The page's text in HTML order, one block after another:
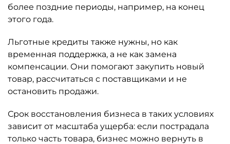
более поздние периоды, например, на конец
этого года.
Льготные кредиты также нужны, но как
временная поддержка, а не как замена
компенсации. Они помогают закупить новый
товар, рассчитаться с поставщиками и не
остановить продажи.
Срок восстановления бизнеса в таких условиях
зависит от масштаба ущерба: если пострадала
только часть товара, бизнес можно вернуть в